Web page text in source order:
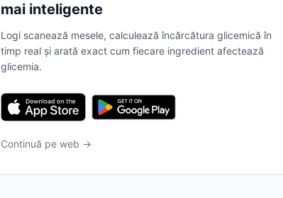
mai inteligente
Logi scanează mesele, calculează încărcătura glicemică în
timp real și arată exact cum fiecare ingredient afectează
glicemia.
Continuă pe web →